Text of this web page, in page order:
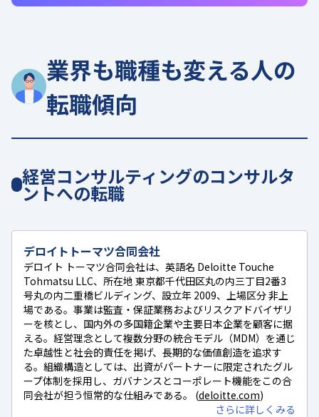
業界も職種も変える人の
転職傾向
経営コンサルティングのコンサルタ
ントへの転職
デロイトトーマツ合同会社
デロイト トーマツ合同会社は、英語名 Deloitte Touche
Tohmatsu LLC、所在地 東京都千代田区丸の内三丁目2番3
号丸の内二重橋ビルディング、設立年 2009、上場区分 非上
場である。事業は監査・保証業務およびリスクアドバイザリ
ーを核とし、国内外の多国籍企業や主要日本企業を顧客に据
える。経営理念として複数分野の統合モデル（MDM）を通じ
た卓越性と社会的責任を掲げ、長期的な価値創造を追求す
る。組織構造としては、出資がパートナーに限定されたグル
ープ体制を採用し、ガバナンスとコーポレート機能をこの合
同会社が担う恒常的な仕組みである。 (deloitte.com)
さらに詳しくみる